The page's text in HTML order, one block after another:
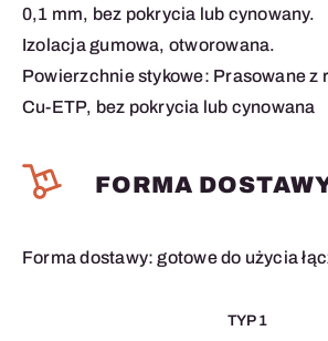
0,1 mm, bez pokrycia lub cynowany.
Izolacja gumowa, otworowana.
Powierzchnie stykowe: Prasowane z
Cu-ETP, bez pokrycia lub cynowana
FORMA
Forma dostawy: gotowe do użycia
TYP 1